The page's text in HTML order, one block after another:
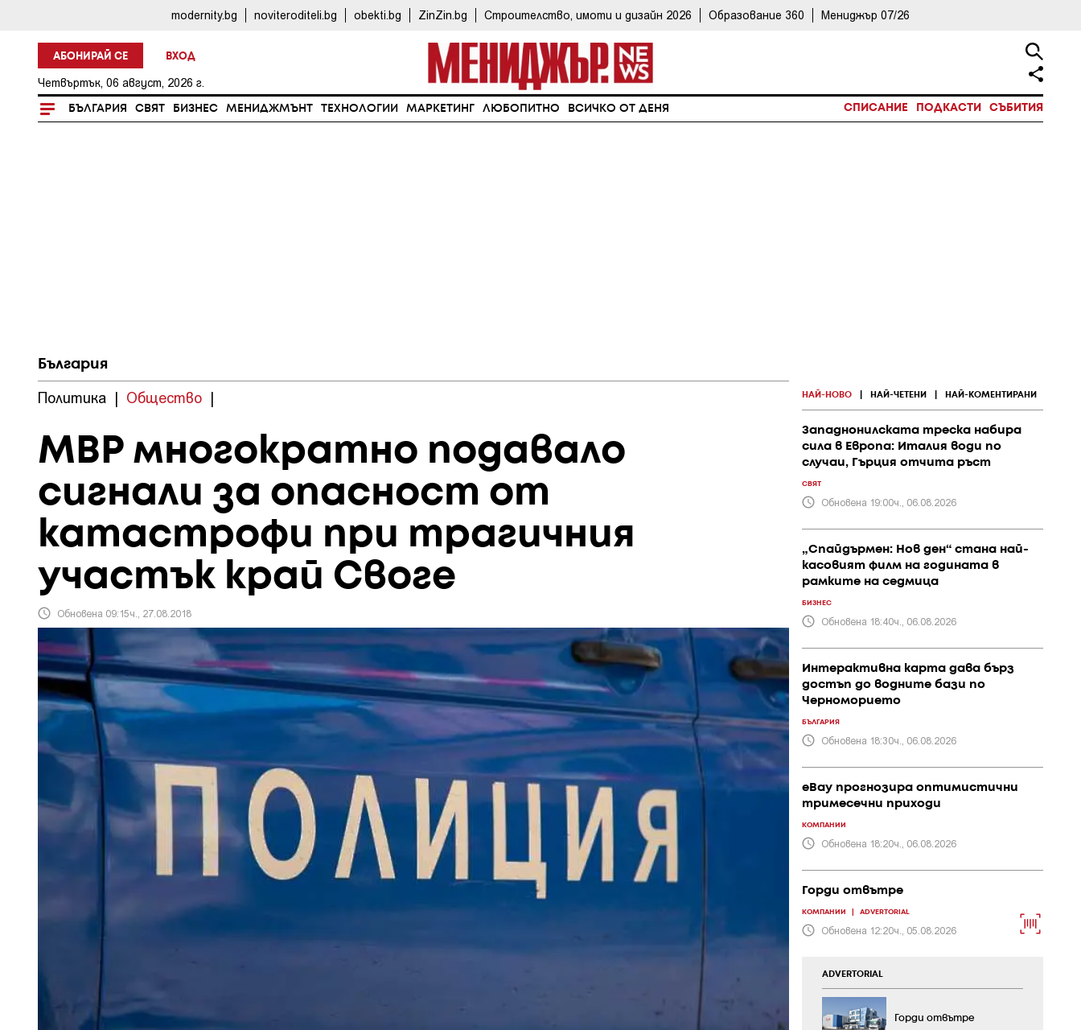
modernity.bg noviteroditeli.bg obekti.bg ZinZin.bg Строителство, имоти и дизайн 2026 Образование 360 Мениджър 07/26
АБОНИРАЙ СЕ ВХОД
Четвъртък, 06 август, 2026 г.
БЪЛГАРИЯ СВЯТ БИЗНЕС МЕНИДЖМЪНТ ТЕХНОЛОГИИ МАРКЕТИНГ ЛЮБОПИТНО ВСИЧКО ОТ ДЕНЯ СПИСАНИЕ ПОДКАСТИ СЪБИТИЯ
България
Политика | Общество |
МВР многократно подавало
сигнали за опасност от
катастрофи при трагичния
участък край Своге
Обновена 09:15ч., 27.08.2018
НАЙ-НОВО НАЙ-ЧЕТЕНИ НАЙ-КОМЕНТИРАНИ
Западнонилската треска набира
сила в Европа: Италия води по
случаи, Гърция отчита ръст
СВЯТ
Обновена 19:00ч., 06.08.2026
„Спайдърмен: Нов ден“ стана най-
касовият филм на годината в
рамките на седмица
БИЗНЕС
Обновена 18:40ч., 06.08.2026
Интерактивна карта дава бърз
достъп до водните бази по
Черноморието
БЪЛГАРИЯ
Обновена 18:30ч., 06.08.2026
eBay прогнозира оптимистични
тримесечни приходи
КОМПАНИИ
Обновена 18:20ч., 06.08.2026
Горди отвътре
КОМПАНИИ ADVERTORIAL
Обновена 12:20ч., 05.08.2026
ADVERTORIAL
Горди отвътре